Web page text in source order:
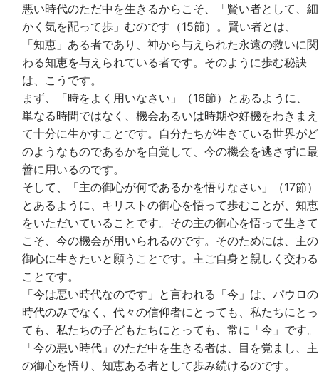
悪い時代のただ中を生きるからこそ、「賢い者として、細
かく気を配って歩」むのです（15節）。賢い者とは、
「知恵」ある者であり、神から与えられた永遠の救いに関
わる知恵を与えられている者です。そのように歩む秘訣
は、こうです。
まず、「時をよく用いなさい」（16節）とあるように、
単なる時間ではなく、機会あるいは時期や好機をわきまえ
て十分に生かすことです。自分たちが生きている世界がど
のようなものであるかを自覚して、今の機会を逃さずに最
善に用いるのです。
そして、「主の御心が何であるかを悟りなさい」（17節）
とあるように、キリストの御心を悟って歩むことが、知恵
をいただいていることです。その主の御心を悟って生きて
こそ、今の機会が用いられるのです。そのためには、主の
御心に生きたいと願うことです。主ご自身と親しく交わる
ことです。
「今は悪い時代なのです」と言われる「今」は、パウロの
時代のみでなく、代々の信仰者にとっても、私たちにとっ
ても、私たちの子どもたちにとっても、常に「今」です。
「今の悪い時代」のただ中を生きる者は、目を覚まし、主
の御心を悟り、知恵ある者として歩み続けるのです。